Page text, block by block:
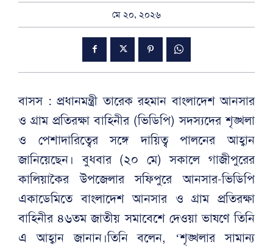
মে ২০, ২০২৬
বাসস : প্রধানমন্ত্রী তারেক রহমান বাংলাদেশ আনসার
ও গ্রাম প্রতিরক্ষা বাহিনীর (ভিডিপি) সদস্যদের শৃঙ্খলা
ও পেশাদারিত্বের সঙ্গে দায়িত্ব পালনের আহ্বান
জানিয়েছেন। বুধবার (২০ মে) সকালে গাজীপুরের
কালিয়াকৈর উপজেলার সফিপুরে আনসার-ভিডিপি
একাডেমিতে বাংলাদেশ আনসার ও গ্রাম প্রতিরক্ষা
বাহিনীর ৪৬তম জাতীয় সমাবেশে দেওয়া ভাষণে তিনি
এ আহ্বান জানান।তিনি বলেন, ‌‘শৃঙ্খলার সামান্য